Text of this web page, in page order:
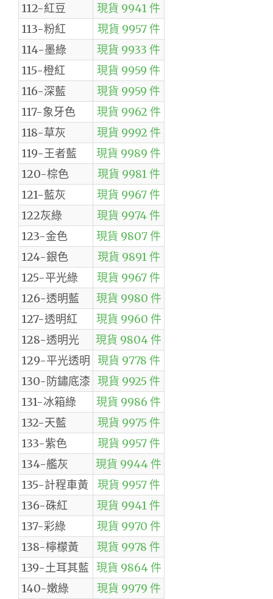
112-紅豆
現貨 9941 件
113-粉紅
現貨 9957 件
114-墨綠
現貨 9933 件
115-橙紅
現貨 9959 件
116-深藍
現貨 9959 件
117-象牙色
現貨 9962 件
118-草灰
現貨 9992 件
119-王者藍
現貨 9989 件
120-棕色
現貨 9981 件
121-藍灰
現貨 9967 件
122灰綠
現貨 9974 件
123-金色
現貨 9807 件
124-銀色
現貨 9891 件
125-平光綠
現貨 9967 件
126-透明藍
現貨 9980 件
127-透明紅
現貨 9960 件
128-透明光
現貨 9804 件
129-平光透明
現貨 9778 件
130-防鏽底漆 現貨 9925 件
131-冰箱綠
現貨 9986 件
132-天藍
現貨 9975 件
133-紫色
現貨 9957 件
134-艦灰
現貨 9944 件
135-計程車黃
現貨 9957 件
136-硃紅
現貨 9941 件
137-彩綠
現貨 9970 件
138-檸檬黃
現貨 9978 件
139-土耳其藍 現貨 9864 件
140-嫩綠
現貨 9979 件